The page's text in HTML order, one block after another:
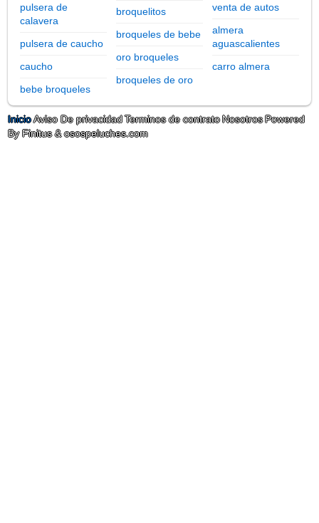
pulsera de
calavera
pulsera de caucho
caucho
bebe broqueles
broquelitos
broqueles de bebe
oro broqueles
broqueles de oro
venta de autos
almera
aguascalientes
carro almera
InicioAviso De privacidad Terminos de contratoNosotrosPowered
By Finitus & osospeluches.com